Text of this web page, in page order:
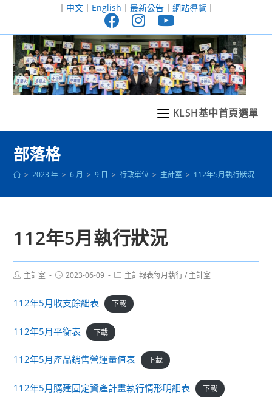
至
｜ 中文｜ English ｜ 最新公告｜ 網站導覽｜
KLSH基中首頁選單
部落格
> 2023 年 > 6 月 > 9 日 > 行政單位 > 主計室 > 112年5月執行狀況
112年5月執行狀況
Post主計室
Post2023-06-09
Post主計報表每月執行 / 主計室
112年5月收支餘絀表 下載
112年5月平衡表 下載
112年5月產品銷售營運量值表 下載
112年5月購建固定資產計畫執行情形明細表 下載